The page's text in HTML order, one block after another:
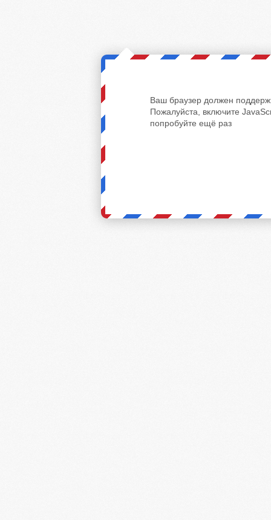
Ваш браузер должен
Пожалуйста, включите
попробуйте ещё раз